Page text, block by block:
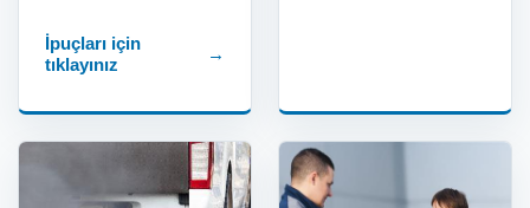
İpuçları için
tıklayınız
→